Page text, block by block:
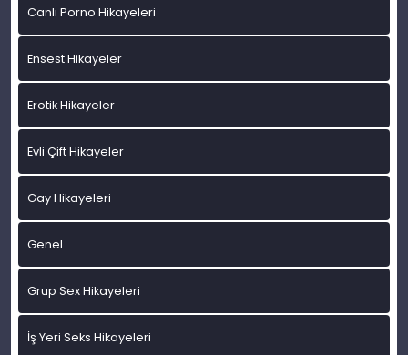
Canlı Porno Hikayeleri
Ensest Hikayeler
Erotik Hikayeler
Evli Çift Hikayeler
Gay Hikayeleri
Genel
Grup Sex Hikayeleri
İş Yeri Seks Hikayeleri